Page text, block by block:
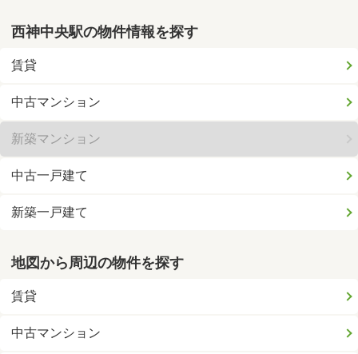
西神中央駅の物件情報を探す
賃貸
中古マンション
新築マンション
中古一戸建て
新築一戸建て
地図から周辺の物件を探す
賃貸
中古マンション